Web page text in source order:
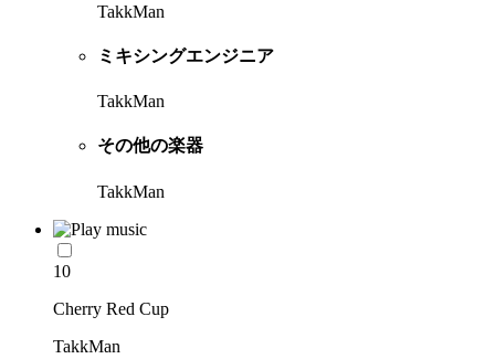
TakkMan
ミキシングエンジニア
TakkMan
その他の楽器
TakkMan
10
Cherry Red Cup
TakkMan